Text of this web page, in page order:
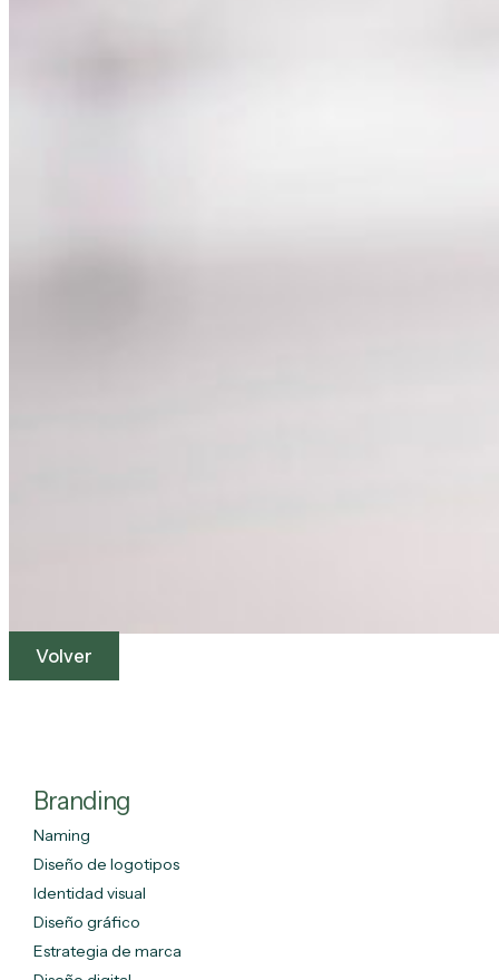
Volver
Branding
Naming
Diseño de logotipos
Identidad visual
Diseño gráfico
Estrategia de marca